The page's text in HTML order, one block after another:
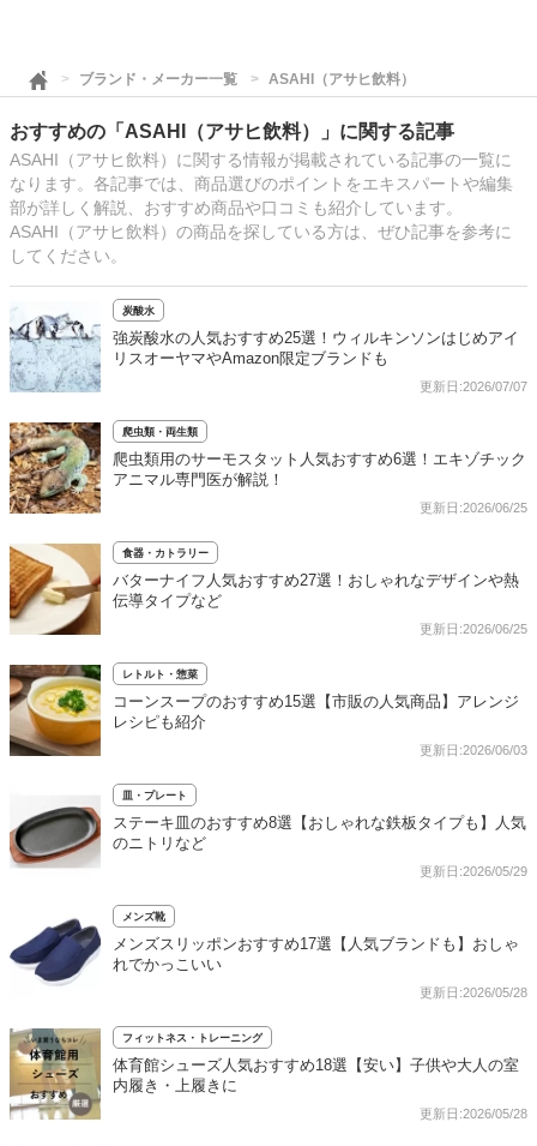
ブランド・メーカー一覧 ASAHI（アサヒ飲料）
おすすめの「ASAHI（アサヒ飲料）」に関する記事
ASAHI（アサヒ飲料）に関する情報が掲載されている記事の一覧に
なります。各記事では、商品選びのポイントをエキスパートや編集
部が詳しく解説、おすすめ商品や口コミも紹介しています。
ASAHI（アサヒ飲料）の商品を探している方は、ぜひ記事を参考に
してください。
炭酸水
強炭酸水の人気おすすめ25選！ウィルキンソンはじめアイ
リスオーヤマやAmazon限定ブランドも
更新日:2026/07/07
爬虫類・両生類
爬虫類用のサーモスタット人気おすすめ6選！エキゾチック
アニマル専門医が解説！
更新日:2026/06/25
食器・カトラリー
バターナイフ人気おすすめ27選！おしゃれなデザインや熱
伝導タイプなど
更新日:2026/06/25
レトルト・惣菜
コーンスープのおすすめ15選【市販の人気商品】アレンジ
レシピも紹介
更新日:2026/06/03
皿・プレート
ステーキ皿のおすすめ8選【おしゃれな鉄板タイプも】人気
のニトリなど
更新日:2026/05/29
メンズ靴
メンズスリッポンおすすめ17選【人気ブランドも】おしゃ
れでかっこいい
更新日:2026/05/28
フィットネス・トレーニング
体育館シューズ人気おすすめ18選【安い】子供や大人の室
内履き・上履きに
更新日:2026/05/28